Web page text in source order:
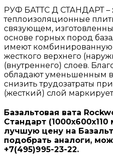
РУФ БАТТС Д СТАНДАРТ –
теплоизоляционные
связующем,
основе горных пород
имеют комбинированную
жесткого верхнего
(внутреннего) слоев.
обладают уменьшенным
снизить трудозатраты
(жесткий) слой
Базальтовая вата
Стандарт (1000х600х110
лучшую цену на
подобрать аналоги,
+7(495)995-23-22.